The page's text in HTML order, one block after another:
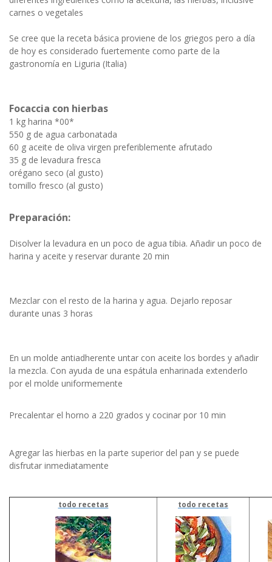
carnes o vegetales
Se cree que la receta básica proviene de los griegos pero a día
de hoy es considerado fuertemente como parte de la
gastronomía en Liguria (Italia)
Focaccia con hierbas
1 kg harina *00*
550 g de agua carbonatada
60 g aceite de oliva virgen preferiblemente afrutado
35 g de levadura fresca
orégano seco (al gusto)
tomillo fresco (al gusto)
Preparación:
Disolver la levadura en un poco de agua tibia. Añadir un poco de
harina y aceite y reservar durante 20 min
Mezclar con el resto de la harina y agua. Dejarlo reposar
durante unas 3 horas
En un molde antiadherente untar con aceite los bordes y añadir
la mezcla. Con ayuda de una espátula enharinada extenderlo
por el molde uniformemente
Precalentar el horno a 220 grados y cocinar por 10 min
Agregar las hierbas en la parte superior del pan y se puede
disfrutar inmediatamente
todo recetas todo recetas